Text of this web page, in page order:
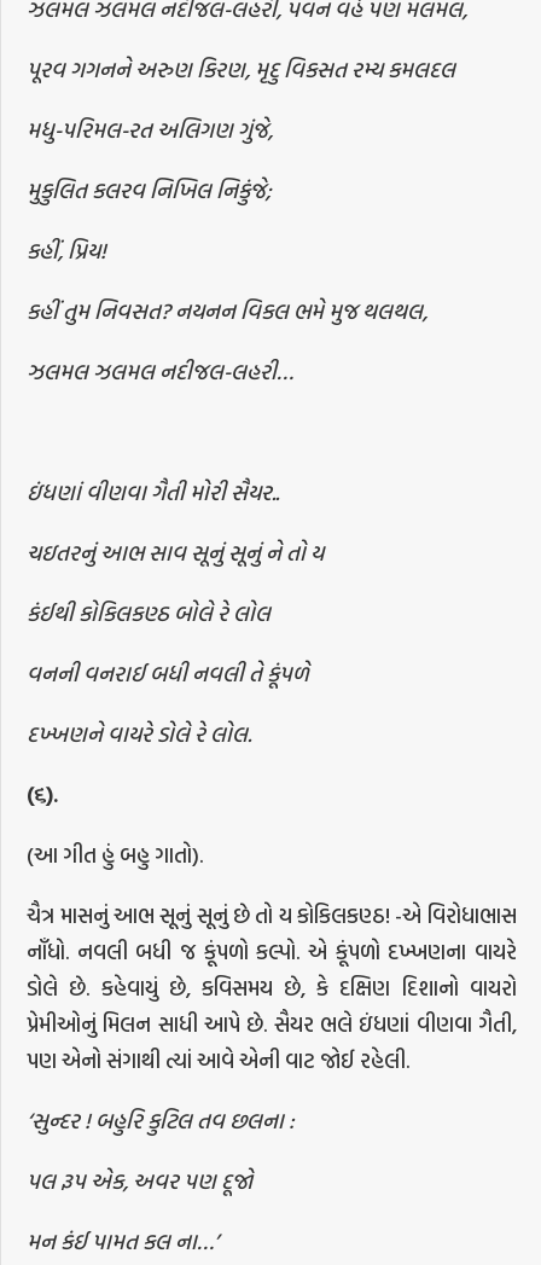
ઝલમલ ઝલમલ નદીજલ-લહરી, પવન વહે પણ મલમલ,
પૂરવ ગગનને અરુણ કિરણ, મૃદુ વિકસત રમ્ય કમલદલ
મધુ-પરિમલ-રત અલિગણ ગુંજે,
મુકુલિત કલરવ નિખિલ નિકુંજે;
કહીં, પ્રિય!
કહીં તુમ નિવસત? નયનન વિકલ ભમે મુજ થલથલ,
ઝલમલ ઝલમલ નદીજલ-લહરી…
ઇંધણાં વીણવા ગૈતી મોરી સૈયર..
ચઇતરનું આભ સાવ સૂનું સૂનું ને તો ય
કંઈથી કોકિલકણ્ઠ બોલે રે લોલ
વનની વનરાઈ બધી નવલી તે કૂંપળે
દખ્ખણને વાયરે ડોલે રે લોલ.
(૬).
(આ ગીત હું બહુ ગાતો).
ચૈત્ર માસનું આભ સૂનું સૂનું છે તો ય કોકિલકણ્ઠ! -એ વિરોધાભાસ
નૉંધો. નવલી બધી જ કૂંપળો કલ્પો. એ કૂંપળો દખ્ખણના વાયરે
ડોલે છે. કહેવાયું છે, કવિસમય છે, કે દક્ષિણ દિશાનો વાયરો
પ્રેમીઓનું મિલન સાધી આપે છે. સૈયર ભલે ઇંધણાં વીણવા ગૈતી,
પણ એનો સંગાથી ત્યાં આવે એની વાટ જોઈ રહેલી.
‘સુન્દર ! બહુરિ કુટિલ તવ છલના :
પલ રૂપ એક, અવર પણ દૂજો
મન કંઈ પામત કલ ના…’